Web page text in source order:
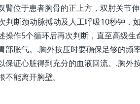
位于患者胸骨的正上方，双肘关节
断颈动脉搏动及人工呼吸10秒钟，
作5个循环后再次判断，直至高级生
胀气。.胸外按压时要确保足够的频
证心脏得到充分的血液回流。.胸外按
能离开胸壁。